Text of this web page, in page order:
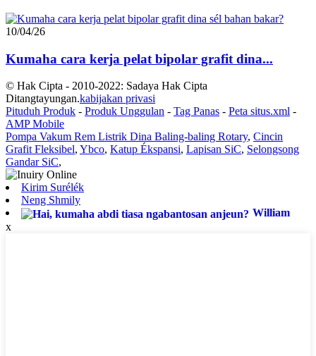
10/04/26
Kumaha cara kerja pelat bipolar grafit dina...
© Hak Cipta - 2010-2022: Sadaya Hak Cipta
Ditangtayungan.kabijakan privasi
Pituduh Produk - Produk Unggulan - Tag Panas - Peta situs.xml -
AMP Mobile
Pompa Vakum Rem Listrik Dina Baling-baling Rotary, Cincin
Grafit Fleksibel, Ybco, Katup Ékspansi, Lapisan SiC, Selongsong
Gandar SiC,
Kirim Surélék
Neng Shmily
William
x